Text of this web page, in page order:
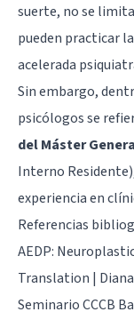
suerte, no se
pueden practicar
acelerada
Sin embargo,
psicólogos se
del Máster
Interno
experiencia en
Referencias
AEDP:
Translation |
Seminario CCCB